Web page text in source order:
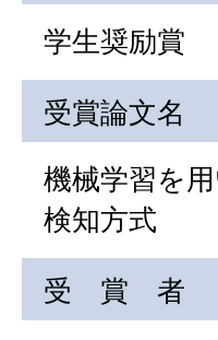
学生奨励賞
受賞論文名
機械学習を
検知方式
受 賞 者